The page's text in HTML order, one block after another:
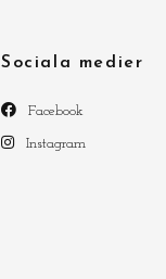
Sociala medier
Facebook
Instagram